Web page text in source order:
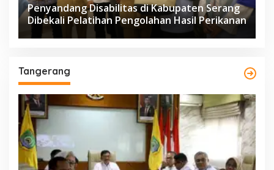
Penyandang Disabilitas di Kabupaten Serang
Dibekali Pelatihan Pengolahan Hasil Perikanan
Tangerang